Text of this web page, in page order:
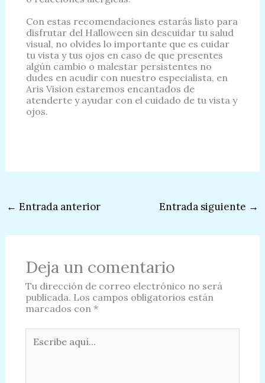
Con estas recomendaciones estarás listo para
disfrutar del Halloween sin descuidar tu salud
visual, no olvides lo importante que es cuidar
tu vista y tus ojos en caso de que presentes
algún cambio o malestar persistentes no
dudes en acudir con nuestro especialista, en
Aris Vision estaremos encantados de
atenderte y ayudar con el cuidado de tu vista y
ojos.
← Entrada anterior Entrada siguiente →
Deja un comentario
Tu dirección de correo electrónico no será
publicada. Los campos obligatorios están
marcados con *
aquí...